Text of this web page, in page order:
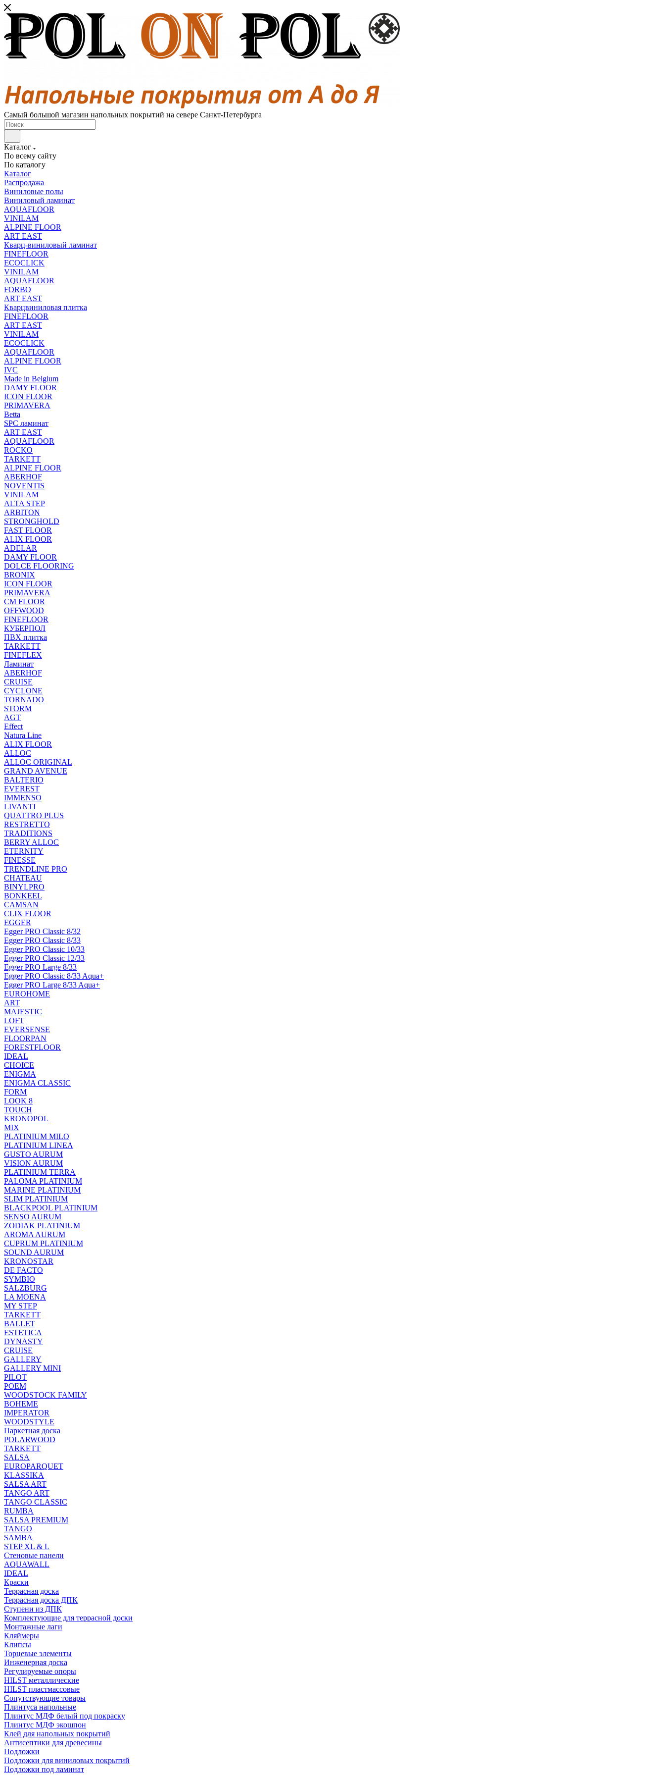
Самый большой магазин напольных покрытий на севере Санкт-Петербурга
Каталог
По всему сайту
По каталогу
Каталог
Распродажа
Виниловые полы
Виниловый ламинат
AQUAFLOOR
VINILAM
ALPINE FLOOR
ART EAST
Кварц-виниловый ламинат
FINEFLOOR
ECOCLICK
VINILAM
AQUAFLOOR
FORBO
ART EAST
Кварцвиниловая плитка
FINEFLOOR
ART EAST
VINILAM
ECOCLICK
AQUAFLOOR
ALPINE FLOOR
IVC
Made in Belgium
DAMY FLOOR
ICON FLOOR
PRIMAVERA
Betta
SPC ламинат
ART EAST
AQUAFLOOR
ROCKO
TARKETT
ALPINE FLOOR
ABERHOF
NOVENTIS
VINILAM
ALTA STEP
ARBITON
STRONGHOLD
FAST FLOOR
ALIX FLOOR
ADELAR
DAMY FLOOR
DOLCE FLOORING
BRONIX
ICON FLOOR
PRIMAVERA
CM FLOOR
OFFWOOD
FINEFLOOR
КУБЕРПОЛ
ПВХ плитка
TARKETT
FINEFLEX
Ламинат
ABERHOF
CRUISE
CYCLONE
TORNADO
STORM
AGT
Effect
Natura Line
ALIX FLOOR
ALLOC
ALLOC ORIGINAL
GRAND AVENUE
BALTERIO
EVEREST
IMMENSO
LIVANTI
QUATTRO PLUS
RESTRETTO
TRADITIONS
BERRY ALLOC
ETERNITY
FINESSE
TRENDLINE PRO
CHATEAU
BINYLPRO
BONKEEL
CAMSAN
CLIX FLOOR
EGGER
Egger PRO Classic 8/32
Egger PRO Classic 8/33
Egger PRO Classic 10/33
Egger PRO Classic 12/33
Egger PRO Large 8/33
Egger PRO Classic 8/33 Aqua+
Egger PRO Large 8/33 Aqua+
EUROHOME
ART
MAJESTIC
LOFT
EVERSENSE
FLOORPAN
FORESTFLOOR
IDEAL
CHOICE
ENIGMA
ENIGMA CLASSIC
FORM
LOOK 8
TOUCH
KRONOPOL
MIX
PLATINIUM MILO
PLATINIUM LINEA
GUSTO AURUM
VISION AURUM
PLATINIUM TERRA
PALOMA PLATINIUM
MARINE PLATINIUM
SLIM PLATINIUM
BLACKPOOL PLATINIUM
SENSO AURUM
ZODIAK PLATINIUM
AROMA AURUM
CUPRUM PLATINIUM
SOUND AURUM
KRONOSTAR
DE FACTO
SYMBIO
SALZBURG
LA MOENA
MY STEP
TARKETT
BALLET
ESTETICA
DYNASTY
CRUISE
GALLERY
GALLERY MINI
PILOT
POEM
WOODSTOCK FAMILY
BOHEME
IMPERATOR
WOODSTYLE
Паркетная доска
POLARWOOD
TARKETT
SALSA
EUROPARQUET
KLASSIKA
SALSA ART
TANGO ART
TANGO CLASSIC
RUMBA
SALSA PREMIUM
TANGO
SAMBA
STEP XL & L
Стеновые панели
AQUAWALL
IDEAL
Краски
Террасная доска
Террасная доска ДПК
Ступени из ДПК
Комплектующие для террасной доски
Монтажные лаги
Кляймеры
Клипсы
Торцевые элементы
Инженерная доска
Регулируемые опоры
HILST металлические
HILST пластмассовые
Сопутствующие товары
Плинтуса напольные
Плинтус МДФ белый под покраску
Плинтус МДФ экошпон
Клей для напольных покрытий
Антисептики для древесины
Подложки
Подложки для виниловых покрытий
Подложки под ламинат